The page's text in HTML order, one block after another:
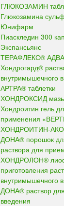
ГЛЮКОЗАМИН
Глюкозамина
Юнифарм
Пиаскледин 300
Экспансьянс
ТЕРАФЛЕКС®
Хондрогард®
внутримышечного
АРТРА® таблетки
ХОНДРОКСИД
Хондроитин гель
применения
ХОНДРОИТИН-
ДОНА® порошок
раствора для
ХОНДРОЛОН®
приготовления
внутримышечного
ДОНА® раствор
введения